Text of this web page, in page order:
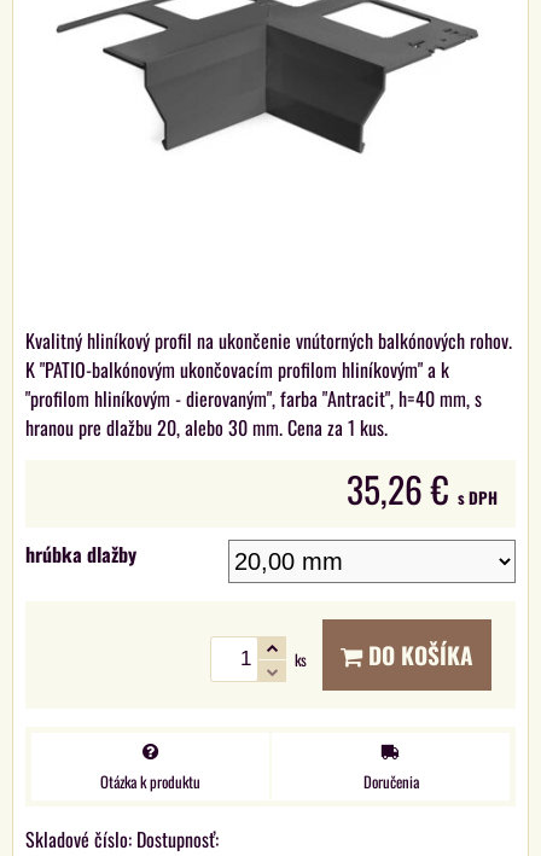
Kvalitný hliníkový profil na ukončenie vnútorných balkónových rohov.
K "PATIO-balkónovým ukončovacím profilom hliníkovým" a k
"profilom hliníkovým - dierovaným", farba "Antracit", h=40 mm, s
hranou pre dlažbu 20, alebo 30 mm. Cena za 1 kus.
35,26 € s DPH
hrúbka dlažby
ks DO KOŠÍKA
Otázka k produktu Doručenia
Skladové číslo: Dostupnosť: